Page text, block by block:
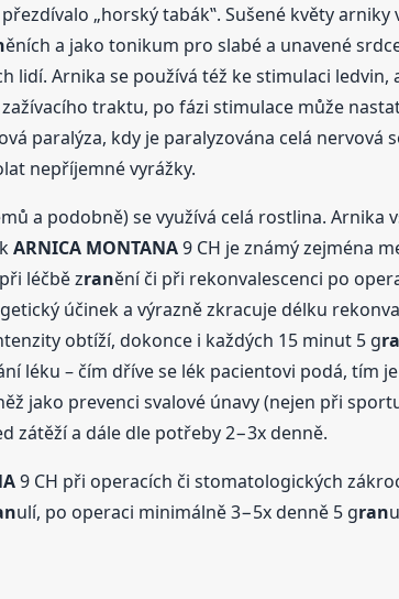
„horský tabák‟. Sušené květy
ěních a jako tonikum pro slabé a unavené
lidí. Arnika se používá též ke stimulaci
traktu, po fázi stimulace může
paralýza, kdy je paralyzována celá nervová
nepříjemné vyrážky.
a podobně) se využívá celá rostlina. Arnika
ARNICA MONTANA9 CH je známý zejména
léčbě zranění či při rekonvalescenci po
účinek a výrazně zkracuje délku
obtíží, dokonce i každých 15 minut 5 g
léku – čím dříve se lék pacientovi podá, tím
jako prevenci svalové únavy (nejen při
zátěží a dále dle potřeby 2−3x denně.
9 CH při operacích či stomatologických
ulí, po operaci minimálně 3−5x denně 5 gran